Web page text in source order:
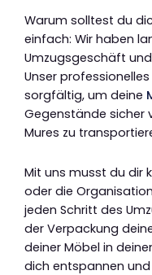
Warum solltest du
einfach: Wir haben
Umzugsgeschäft
Unser
sorgfältig, um deine
Gegenstände sicher
Mures zu
Mit uns musst du dir
oder die
jeden Schritt des
der Verpackung
deiner Möbel in
dich entspannen